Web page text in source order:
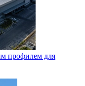
профилем для